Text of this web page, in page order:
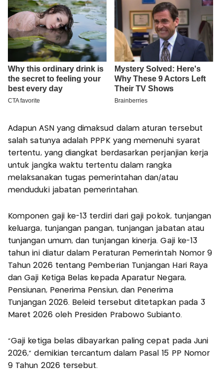
Adapun ASN yang dimaksud dalam aturan tersebut
salah satunya adalah PPPK yang memenuhi syarat
tertentu, yang diangkat berdasarkan perjanjian kerja
untuk jangka waktu tertentu dalam rangka
melaksanakan tugas pemerintahan dan/atau
menduduki jabatan pemerintahan.
Komponen gaji ke-13 terdiri dari gaji pokok, tunjangan
keluarga, tunjangan pangan, tunjangan jabatan atau
tunjangan umum, dan tunjangan kinerja. Gaji ke-13
tahun ini diatur dalam Peraturan Pemerintah Nomor 9
Tahun 2026 tentang Pemberian Tunjangan Hari Raya
dan Gaji Ketiga Belas kepada Aparatur Negara,
Pensiunan, Penerima Pensiun, dan Penerima
Tunjangan 2026. Beleid tersebut ditetapkan pada 3
Maret 2026 oleh Presiden Prabowo Subianto.
“Gaji ketiga belas dibayarkan paling cepat pada Juni
2026,” demikian tercantum dalam Pasal 15 PP Nomor
9 Tahun 2026 tersebut.